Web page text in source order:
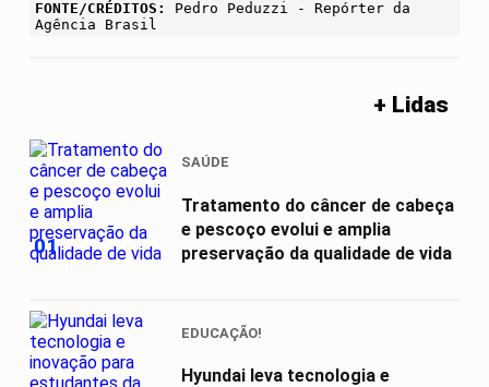
FONTE/CRÉDITOS:
Pedro Peduzzi - Repórter da
Agência Brasil
+ Lidas
01
SAÚDE
Tratamento do câncer de cabeça
e pescoço evolui e amplia
preservação da qualidade de vida
EDUCAÇÃO!
Hyundai leva tecnologia e